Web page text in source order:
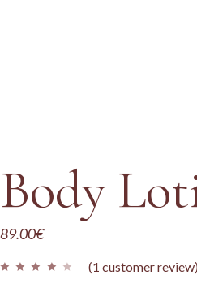
Body
89.00€
(1 customer review)